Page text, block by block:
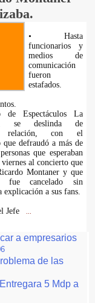
• Hasta
funcionarios y
medios de
comunicación
fueron
estafados.
de Espectáculos La
se deslinda de
relación, con el
que defraudó a más de
que esperaban
viernes al concierto que
Montaner y que
fue cancelado sin
explicación a sus fans.
Jefe
a empresarios
de las
5 Mdp a